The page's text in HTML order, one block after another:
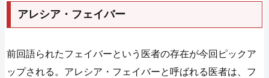
アレシア・フェイバー
前回語られたフェイバーという医者の存在が今回ピックア
ップされる。アレシア・フェイバーと呼ばれる医者は、フ